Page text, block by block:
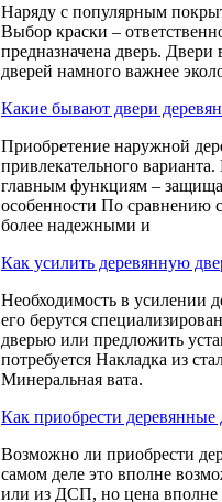
Наряду с популярным
Выбор краски –
предназначена дверь.
дверей намного важнее
Какие бывают двери
Приобретение наружной
привлекательного
главным функциям –
особенности По сравнению
более надежными и
Как усилить деревянную
Необходимость в усилении
его берутся
дверью или предложить
потребуется Накладка из
Минеральная вата.
Как приобрести деревянные
Возможно ли приобрести
самом деле это вполне
или из ДСП, но цена вполне